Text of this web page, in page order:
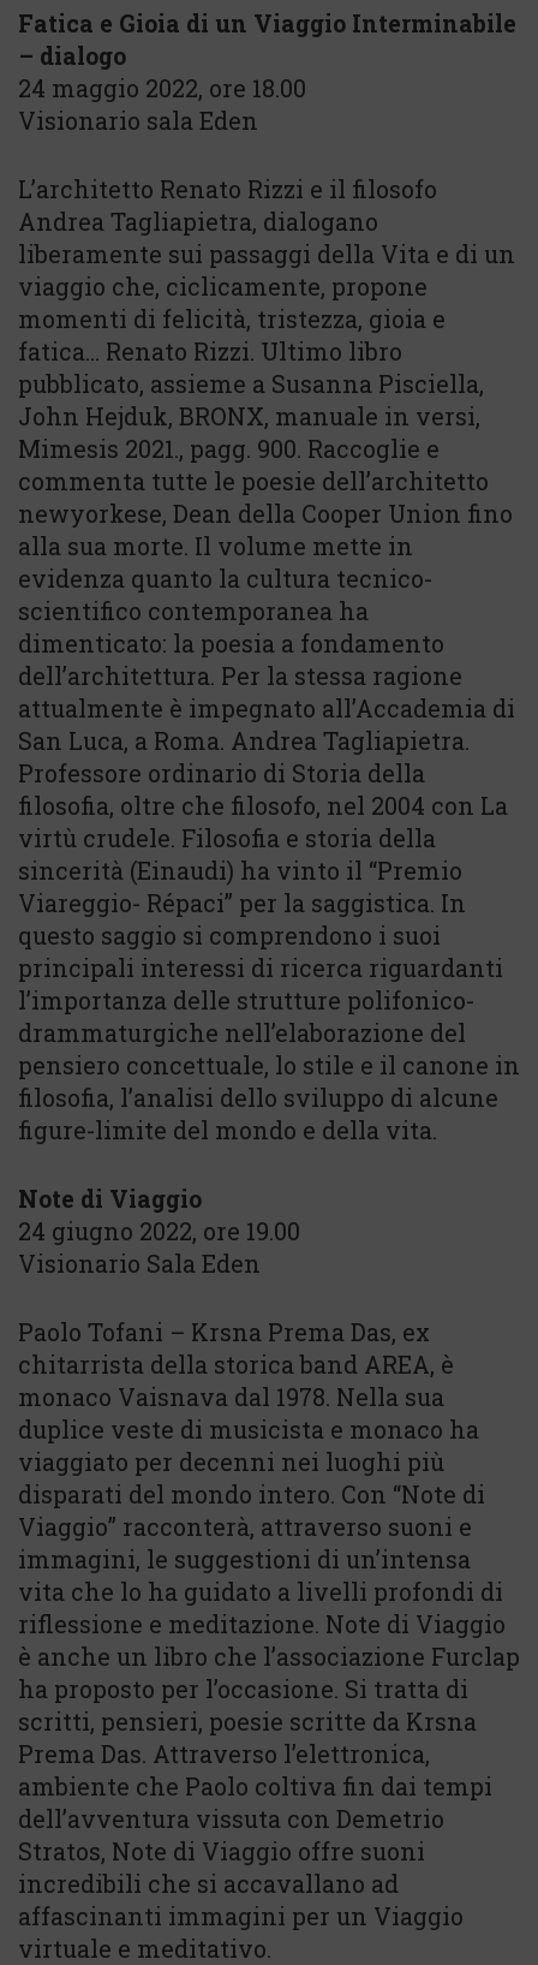
Fatica e Gioia di un Viaggio Interminabile
– dialogo
24 maggio 2022, ore 18.00
Visionario sala Eden
L’architetto Renato Rizzi e il filosofo
Andrea Tagliapietra, dialogano
liberamente sui passaggi della Vita e di un
viaggio che, ciclicamente, propone
momenti di felicità, tristezza, gioia e
fatica… Renato Rizzi. Ultimo libro
pubblicato, assieme a Susanna Pisciella,
John Hejduk, BRONX, manuale in versi,
Mimesis 2021., pagg. 900. Raccoglie e
commenta tutte le poesie dell’architetto
newyorkese, Dean della Cooper Union fino
alla sua morte. Il volume mette in
evidenza quanto la cultura tecnico-
scientifico contemporanea ha
dimenticato: la poesia a fondamento
dell’architettura. Per la stessa ragione
attualmente è impegnato all’Accademia di
San Luca, a Roma. Andrea Tagliapietra.
Professore ordinario di Storia della
filosofia, oltre che filosofo, nel 2004 con La
virtù crudele. Filosofia e storia della
sincerità (Einaudi) ha vinto il “Premio
Viareggio- Répaci” per la saggistica. In
questo saggio si comprendono i suoi
principali interessi di ricerca riguardanti
l’importanza delle strutture polifonico-
drammaturgiche nell’elaborazione del
pensiero concettuale, lo stile e il canone in
filosofia, l’analisi dello sviluppo di alcune
figure-limite del mondo e della vita.
Note di Viaggio
24 giugno 2022, ore 19.00
Visionario Sala Eden
Paolo Tofani – Krsna Prema Das, ex
chitarrista della storica band AREA, è
monaco Vaisnava dal 1978. Nella sua
duplice veste di musicista e monaco ha
viaggiato per decenni nei luoghi più
disparati del mondo intero. Con “Note di
Viaggio” racconterà, attraverso suoni e
immagini, le suggestioni di un’intensa
vita che lo ha guidato a livelli profondi di
riflessione e meditazione. Note di Viaggio
è anche un libro che l’associazione Furclap
ha proposto per l’occasione. Si tratta di
scritti, pensieri, poesie scritte da Krsna
Prema Das. Attraverso l’elettronica,
ambiente che Paolo coltiva fin dai tempi
dell’avventura vissuta con Demetrio
Stratos, Note di Viaggio offre suoni
incredibili che si accavallano ad
affascinanti immagini per un Viaggio
virtuale e meditativo.